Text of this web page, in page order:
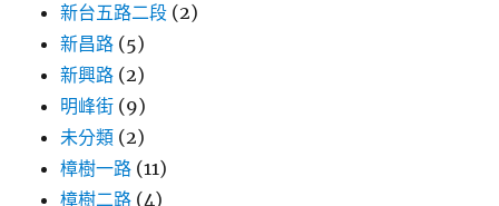
新台五路二段 (2)
新昌路 (5)
新興路 (2)
明峰街 (9)
未分類 (2)
樟樹一路 (11)
樟樹二路 (4)